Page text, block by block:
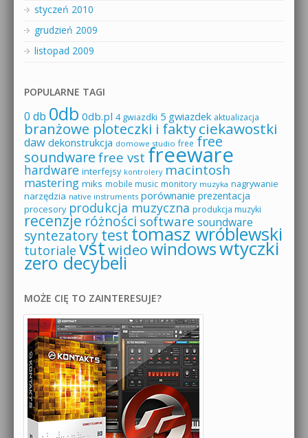
styczeń 2010
grudzień 2009
listopad 2009
POPULARNE TAGI
0 db 0db 0db.pl 4 gwiazdki 5 gwiazdek aktualizacja
branżowe ploteczki i faktyciekawostki
daw dekonstrukcja domowe studio free free
soundware free vst freeware
hardware interfejsy kontrolery macintosh
mastering miks mobile music monitory muzyka nagrywanie
narzędzia native instruments porównanie prezentacja
procesory produkcja muzyczna produkcja muzyki
recenzje różności software soundware
syntezatorytesttomasz wróblewski
tutoriale vstwideowindowswtyczki
zero decybeli
MOŻE CIĘ TO ZAINTERESUJE?